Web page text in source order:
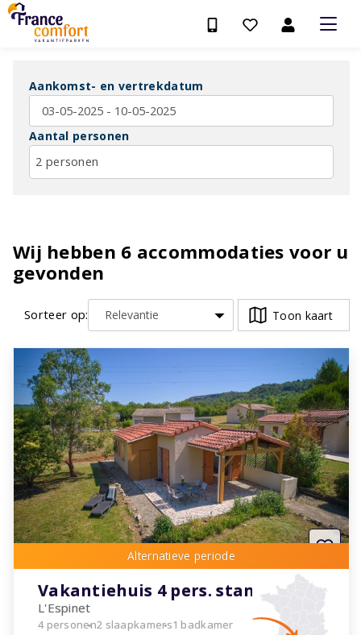
Aankomst- en vertrekdatum
Aantal personen
2 personen
Wij hebben 6 accommodaties voor u
gevonden
Sorteer op: Toon kaart
Vakantiehuis 4 pers. standaard
L'Espinet
4 personen2 slaapkamers1 badkamer